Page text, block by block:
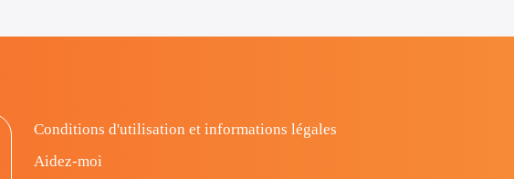
Conditions d'utilisation et informations légales
Aidez-moi